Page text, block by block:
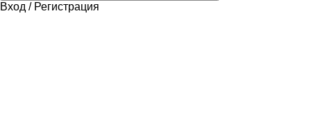
Вход / Регистрация